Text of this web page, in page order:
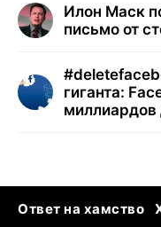
Илон Маск
письмо от
#
гиганта:
миллиардов
Ответ на хамство